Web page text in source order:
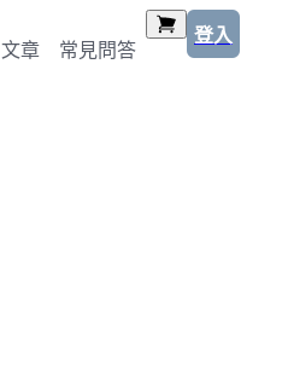
文章 常見問答
登入